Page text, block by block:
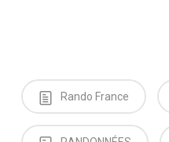
Rando France